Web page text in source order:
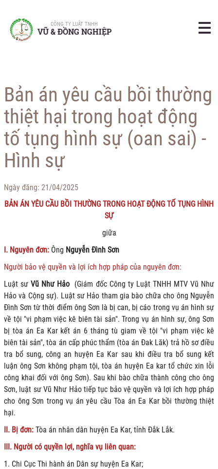
CÔNG TY LUẬT TNHH
VŨ & ĐỒNG NGHIỆP
Bản án yêu cầu bồi thường
thiệt hại trong hoạt động
tố tụng hình sự (oan sai) -
Hình sự
Ngày đăng: 21/04/2025
BẢN ÁN YÊU CẦU BỒI THƯỜNG TRONG HOẠT ĐỘNG TỐ TỤNG HÌNH
SỰ
giữa
I. Nguyên đơn: Ông Nguyễn Đình Sơn
Người bảo vệ quyền và lợi ích hợp pháp của nguyên đơn:
Luật sưVũ Như Hảo (Giám đốc Công ty Luật TNHH MTV Vũ Như
Hảo và Cộng sự). Luật sư Hảo tham gia bào chữa cho ông Nguyễn
Đình Sơn từ thời điểm ông Sơn là bị can, bị cáo trong vụ án hình sự
về tội "vi phạm việc kê biên tài sản". Trong vụ án hình sự, ông Sơn
bị tòa án Ea Kar kết án 6 tháng tù giam về tội "vi phạm việc kê
biên tài sản", tòa án cấp phúc thẩm (tòa án Đak Lăk) trả hồ sơ điều
tra bổ sung, công an huyện Ea Kar sau khi điều tra bổ sung kết
luận ông Sơn không phạm tội, tòa án huyện Ea kar tổ chức xin lỗi
công khai đối với ông Sơn). Sau khi bào chữa thành công cho ông
Sơn, luật sư Vũ Như Hảo tiếp tục bảo vệ quyền và lợi ích hợp pháp
cho ông Sơn trong vụ án yêu cầu Tòa án Ea Kar bồi thường thiệt
hại.
II. Bị đơn: Tòa án nhân dân huyện Ea Kar, tỉnh Đắk Lắk.
III. Người có quyền lợi, nghĩa vụ liên quan:
1. Chi Cục Thi hành án Dân sự huyện Ea Kar;